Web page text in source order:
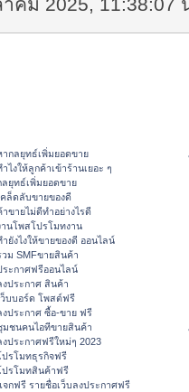
คม 2025, 11:38:07
ากลยุทธ์เพิ่มยอดขาย
าไงให้ลูกค้าเข้าร้านเยอะ ๆ
ลยุทธ์เพิ่มยอดขาย
คล็ดลับขายของดี
าขายไม่ดีทำอย่างไรดี
านโพสโปรโมทงาน
ายังไงให้ขายของดี ออนไลน์
วม SMFขายสินค้า
ระกาศฟรีออนไลน์
งประกาศ สินค้า
ว็บบอร์ด โพสต์ฟรี
งประกาศ ซื้อ-ขาย ฟรี
มชนคนไอทีขายสินค้า
งประกาศฟรีใหม่ๆ 2023
ปรโมทธุรกิจฟรี
ปรโมทสินค้าฟรี
จกฟรี รายชื่อเว็บลงประกาศฟรี